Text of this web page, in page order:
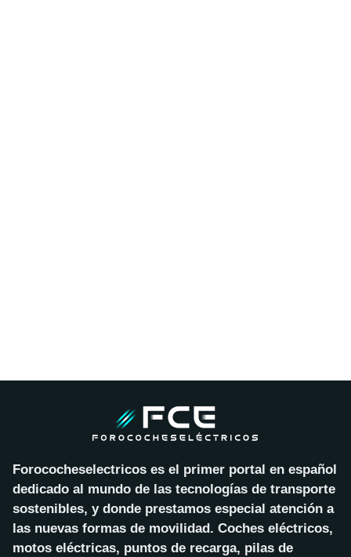
Forococheselectricos es el primer portal en español
dedicado al mundo de las tecnologías de transporte
sostenibles, y donde prestamos especial atención a
las nuevas formas de movilidad. Coches eléctricos,
motos eléctricas, puntos de recarga, pilas de